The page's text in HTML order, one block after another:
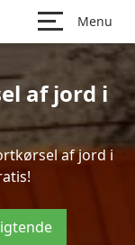
Menu
af jord i
af jord i